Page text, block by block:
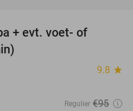
+ evt. voet- of
9.8 star
Regulier €95